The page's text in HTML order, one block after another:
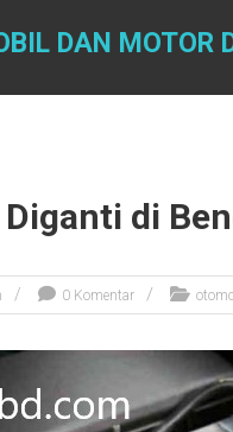
DAN MOTOR
di
0 Komentar